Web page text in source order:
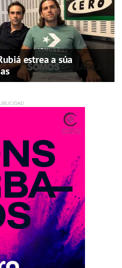
estrea a súa